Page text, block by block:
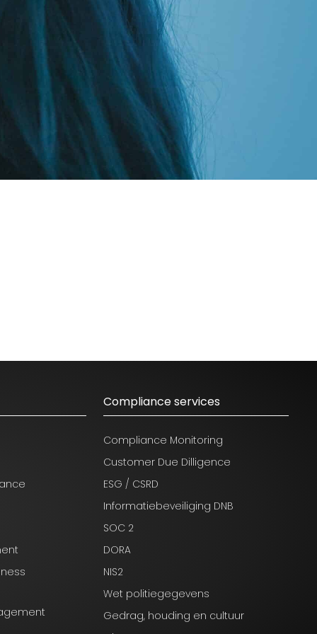
Compliance services
Compliance Monitoring
Customer Due Dilligence
ESG / CSRD
Informatiebeveiliging DNB
SOC 2
DORA
NIS2
Wet politiegegevens
Gedrag, houding en cultuur